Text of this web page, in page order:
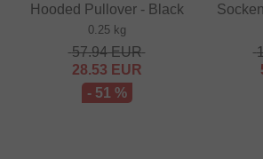
Hooded Pullover - Black
0.25 kg
57.94EUR
28.53 EUR
- 51 %